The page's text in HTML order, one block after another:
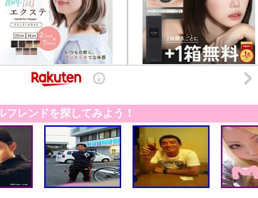
レンドを探してみよう！